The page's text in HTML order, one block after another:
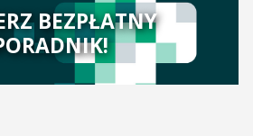
BEZPŁATNY